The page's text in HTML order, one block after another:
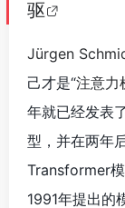
驱
Jürgen
己才是“注意力
年就已经发表
型，并在两年
Transformer
1991年提出的